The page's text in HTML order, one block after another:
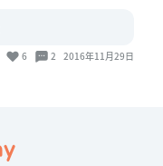
6 2 2016年11月29日